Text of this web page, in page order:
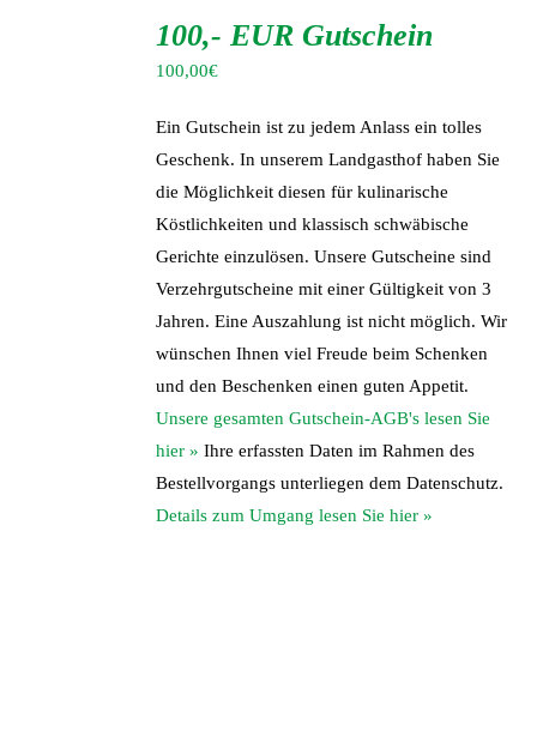
100,- EUR Gutschein
100,00€
Ein Gutschein ist zu jedem Anlass ein tolles
Geschenk. In unserem Landgasthof haben Sie
die Möglichkeit diesen für kulinarische
Köstlichkeiten und klassisch schwäbische
Gerichte einzulösen. Unsere Gutscheine sind
Verzehrgutscheine mit einer Gültigkeit von 3
Jahren. Eine Auszahlung ist nicht möglich. Wir
wünschen Ihnen viel Freude beim Schenken
und den Beschenken einen guten Appetit.
Unsere gesamten Gutschein-AGB's lesen Sie
hier » Ihre erfassten Daten im Rahmen des
Bestellvorgangs unterliegen dem Datenschutz.
Details zum Umgang lesen Sie hier »